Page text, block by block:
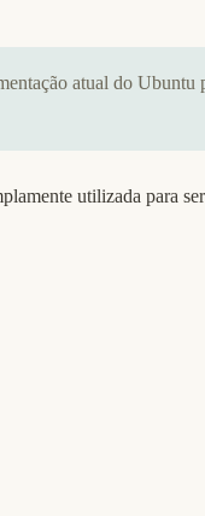
atual do Ubuntu
utilizada para